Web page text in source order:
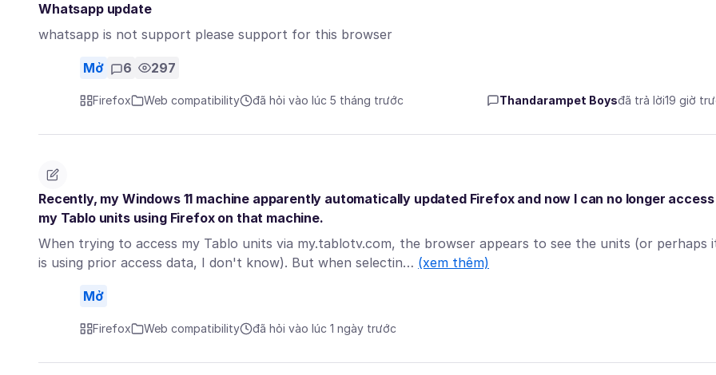
Whatsapp update
whatsapp is not support please support for this browser
Mở 6 297
Firefox Web compatibility đã hỏi vào lúc 5 tháng trước Thandarampet Boysđã trả lời19 giờ
Recently, my Windows 11 machine apparently automatically updated Firefox and now I can no longer access
my Tablo units using Firefox on that machine.
When trying to access my Tablo units via my.tablotv.com, the browser appears to see the units (or perhaps
is using prior access data, I don't know). But when selectin… (xem thêm)
Mở
Firefox Web compatibility đã hỏi vào lúc 1 ngày trước